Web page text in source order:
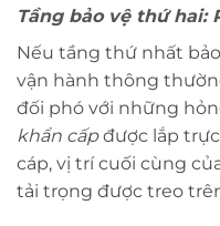
Tầng bảo vệ thứ hai:
Nếu tầng thứ nhất
vận hành thông
đối phó với những
khẩn cấpđược lắp
cáp, vị trí cuối cùng
tải trọng được treo